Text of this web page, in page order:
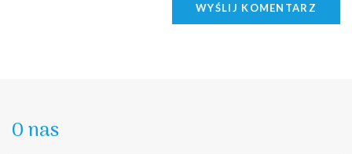
WYŚLIJ KOMENTARZ
O nas